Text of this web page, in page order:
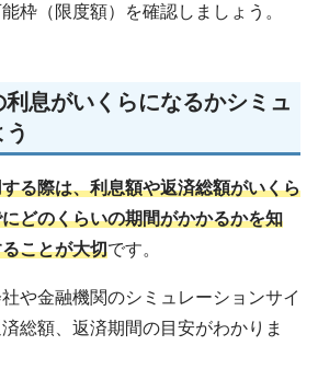
枠（限度額）を確認しましょう。
息がいくらになるかシミュ
る際は、利息額や返済総額がいくら
どのくらいの期間がかかるかを知
ことが大切です。
や金融機関のシミュレーションサイ
総額、返済期間の目安がわかりま